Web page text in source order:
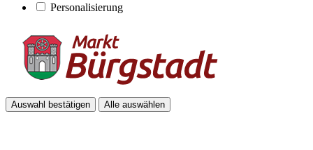
Personalisierung
Auswahl bestätigen Alle auswählen